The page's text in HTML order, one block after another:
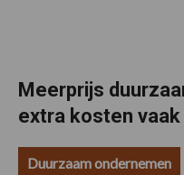
Meerprijs
extra kosten
Duurzaam ondernemen